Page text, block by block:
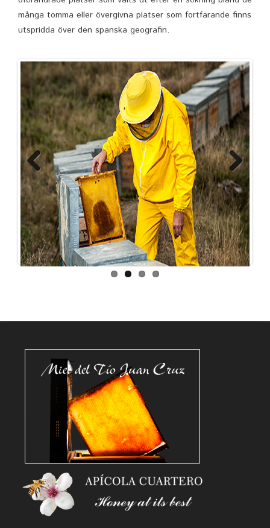
många tomma eller övergivna platser som fortfarande finns
utspridda över den spanska geografin.
Previous Next